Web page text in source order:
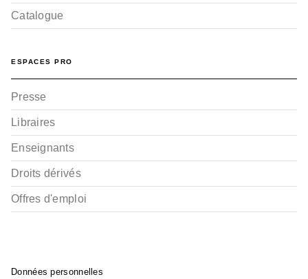
Catalogue
ESPACES PRO
Presse
Libraires
Enseignants
Droits dérivés
Offres d'emploi
Données personnelles